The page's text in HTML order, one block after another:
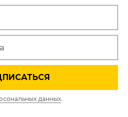
данных.